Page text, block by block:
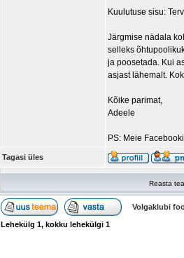
Kuulutuse sisu:
Järgmise nädala
selleks
ja poosetada. Kui
asjast lähemalt.
Kõike parimat,
Adeele
PS: Meie
Tagasi üles
Reasta
Volgaklubi
Lehekülg 1, kokku lehekülgi 1